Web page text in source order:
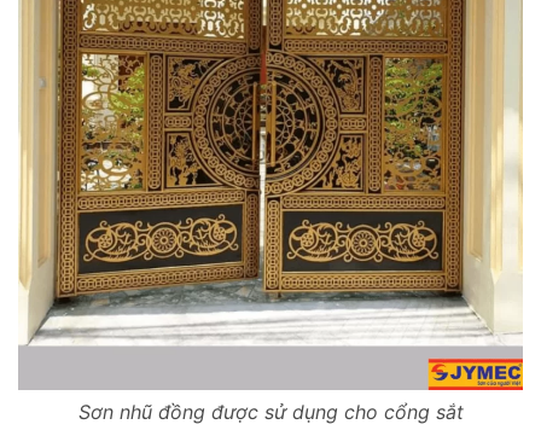
Sơn nhũ đồng được sử dụng cho cổng sắt